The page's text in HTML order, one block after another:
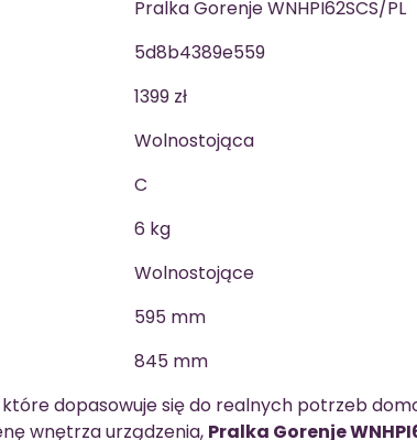
Pralka Gorenje WNHPI62SCS/PL
5d8b4389e559
1399 zł
Wolnostojąca
C
6 kg
Wolnostojące
595 mm
845 mm
które dopasowuje się do realnych potrzeb
wnętrza urządzenia, Pralka Gorenje